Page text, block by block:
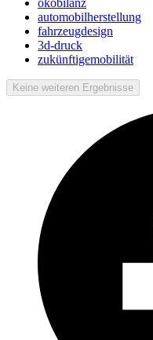
automobilherstellung
fahrzeugdesign
3d-druck
zukünftigemobilität
Keine weiteren Ergebnisse